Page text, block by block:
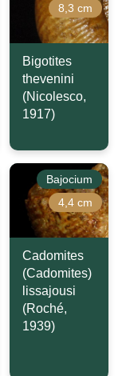
8,3 cm
Bigotites
thevenini
(Nicolesco,
1917)
Bajocium
4,4 cm
Cadomites
(Cadomites)
lissajousi
(Roché,
1939)